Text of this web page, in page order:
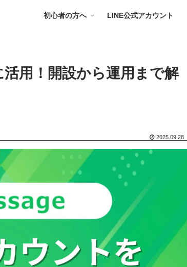
初心者の方へ LINE公式アカウント
用！開設から運用まで解
2025.09.28